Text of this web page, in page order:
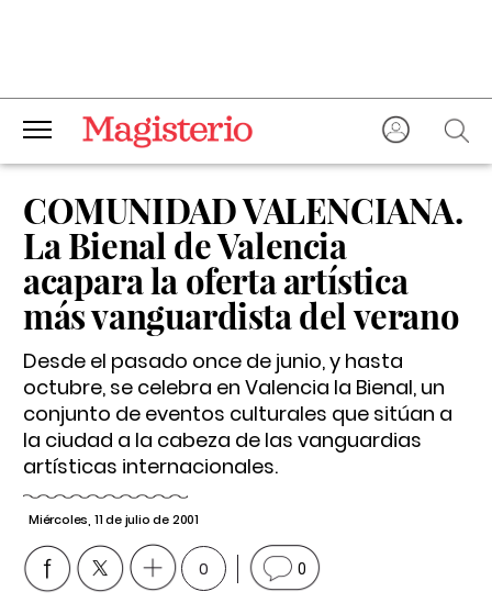
COMUNIDAD VALENCIANA.
La Bienal de Valencia
acapara la oferta artística
más vanguardista del verano
Desde el pasado once de junio, y hasta
octubre, se celebra en Valencia la Bienal, un
conjunto de eventos culturales que sitúan a
la ciudad a la cabeza de las vanguardias
artísticas internacionales.
Miércoles, 11 de julio de 2001
0 0